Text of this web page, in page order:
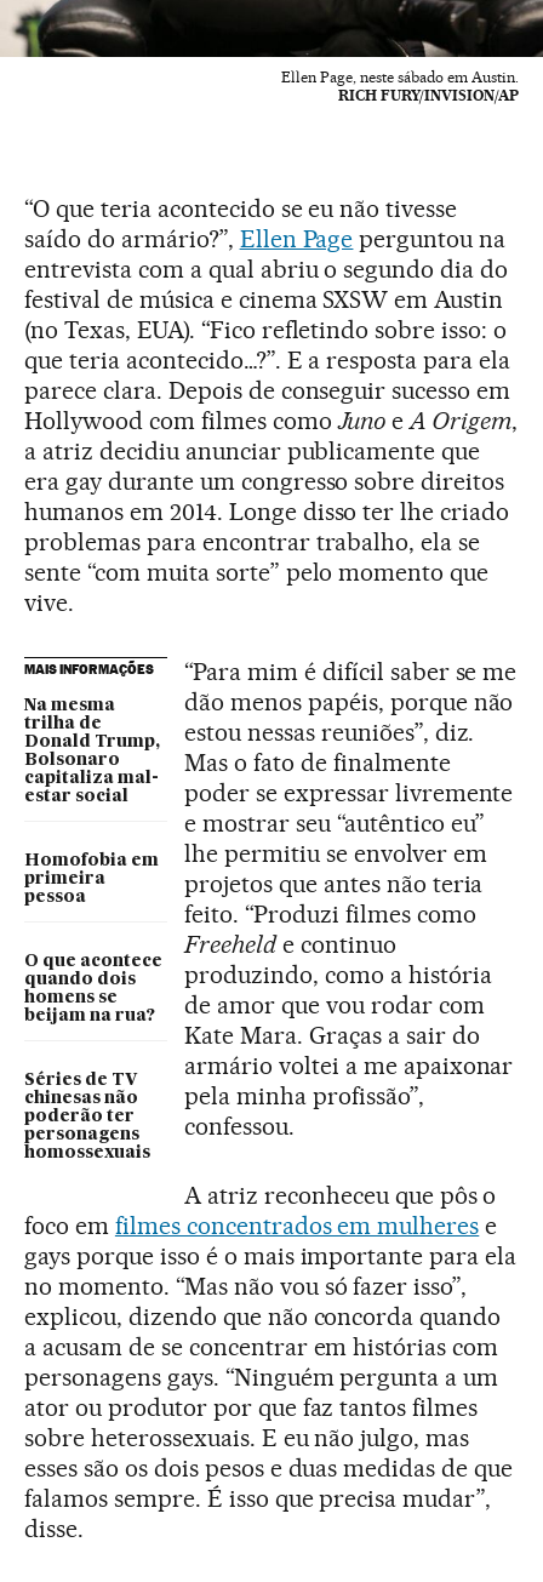
Ellen Page, neste sábado em Austin.
RICH FURY/INVISION/AP
“O que teria acontecido se eu não tivesse
saído do armário?”, Ellen Page perguntou na
entrevista com a qual abriu o segundo dia do
festival de música e cinema SXSW em Austin
(no Texas, EUA). “Fico refletindo sobre isso: o
que teria acontecido…?”. E a resposta para ela
parece clara. Depois de conseguir sucesso em
Hollywood com filmes comoJuno eA Origem,
a atriz decidiu anunciar publicamente que
era gay durante um congresso sobre direitos
humanos em 2014. Longe disso ter lhe criado
problemas para encontrar trabalho, ela se
sente “com muita sorte” pelo momento que
vive.
MAIS INFORMAÇÕES
Na mesma
trilha de
Donald Trump,
Bolsonaro
capitaliza mal-
estar social
Homofobia em
primeira
pessoa
O que acontece
quando dois
homens se
beijam na rua?
Séries de TV
chinesas não
poderão ter
personagens
homossexuais
“Para mim é difícil saber se me
dão menos papéis, porque não
estou nessas reuniões”, diz.
Mas o fato de finalmente
poder se expressar livremente
e mostrar seu “autêntico eu”
lhe permitiu se envolver em
projetos que antes não teria
feito. “Produzi filmes como
Freehelde continuo
produzindo, como a história
de amor que vou rodar com
Kate Mara. Graças a sair do
armário voltei a me apaixonar
pela minha profissão”,
confessou.
A atriz reconheceu que pôs o
foco em filmes concentrados em mulheres e
gays porque isso é o mais importante para ela
no momento. “Mas não vou só fazer isso”,
explicou, dizendo que não concorda quando
a acusam de se concentrar em histórias com
personagens gays. “Ninguém pergunta a um
ator ou produtor por que faz tantos filmes
sobre heterossexuais. E eu não julgo, mas
esses são os dois pesos e duas medidas de que
falamos sempre. É isso que precisa mudar”,
disse.